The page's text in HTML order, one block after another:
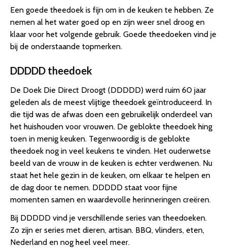
Een goede theedoek is fijn om in de keuken te hebben. Ze
nemen al het water goed op en zijn weer snel droog en
klaar voor het volgende gebruik. Goede theedoeken vind je
bij de onderstaande topmerken.
DDDDD theedoek
De Doek Die Direct Droogt (DDDDD) werd ruim 60 jaar
geleden als de meest vlijtige theedoek geïntroduceerd. In
die tijd was de afwas doen een gebruikelijk onderdeel van
het huishouden voor vrouwen. De geblokte theedoek hing
toen in menig keuken. Tegenwoordig is de geblokte
theedoek nog in veel keukens te vinden. Het ouderwetse
beeld van de vrouw in de keuken is echter verdwenen. Nu
staat het hele gezin in de keuken, om elkaar te helpen en
de dag door te nemen. DDDDD staat voor fijne
momenten samen en waardevolle herinneringen creëren.
Bij DDDDD vind je verschillende series van theedoeken.
Zo zijn er series met dieren, artisan. BBQ, vlinders, eten,
Nederland en nog heel veel meer.